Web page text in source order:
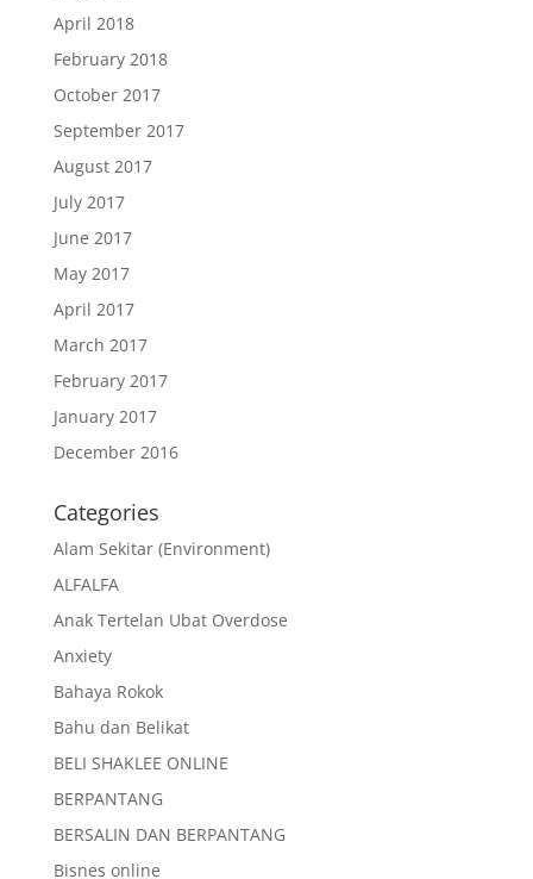
April 2018
February 2018
October 2017
September 2017
August 2017
July 2017
June 2017
May 2017
April 2017
March 2017
February 2017
January 2017
December 2016
Categories
Alam Sekitar (Environment)
ALFALFA
Anak Tertelan Ubat Overdose
Anxiety
Bahaya Rokok
Bahu dan Belikat
BELI SHAKLEE ONLINE
BERPANTANG
BERSALIN DAN BERPANTANG
Bisnes online